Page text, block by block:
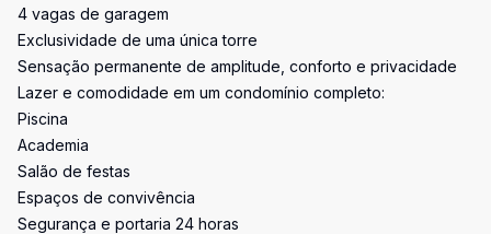
4 vagas de garagem
Exclusividade de uma única torre
Sensação permanente de amplitude, conforto e privacidade
Lazer e comodidade em um condomínio completo:
Piscina
Academia
Salão de festas
Espaços de convivência
Segurança e portaria 24 horas